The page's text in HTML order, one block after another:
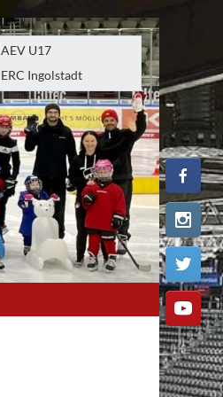
AEV U17
ERC Ingolstadt